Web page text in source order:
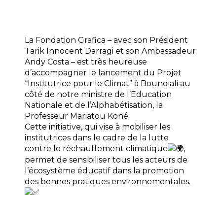
La Fondation Grafica – avec son Président
Tarik Innocent Darragi et son Ambassadeur
Andy Costa – est très heureuse
d’accompagner le lancement du Projet
“Institutrice pour le Climat” à Boundiali au
côté de notre ministre de l’Education
Nationale et de l’Alphabétisation, la
Professeur Mariatou Koné.
Cette initiative, qui vise à mobiliser les
institutrices dans le cadre de la lutte
contre le réchauffement climatique
,
permet de sensibiliser tous les acteurs de
l’écosystème éducatif dans la promotion
des bonnes pratiques environnementales.